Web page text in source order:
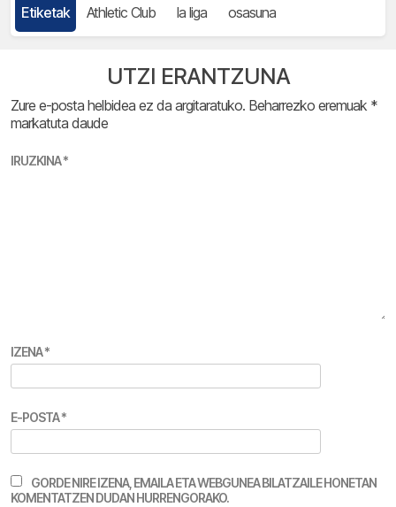
Etiketak Athletic Club la liga osasuna
UTZI ERANTZUNA
Zure e-posta helbidea ez da argitaratuko. Beharrezko eremuak *
markatuta daude
IRUZKINA*
IZENA*
E-POSTA*
GORDE NIRE IZENA, EMAILA ETA WEBGUNEA BILATZAILE HONETAN
KOMENTATZEN DUDAN HURRENGORAKO.